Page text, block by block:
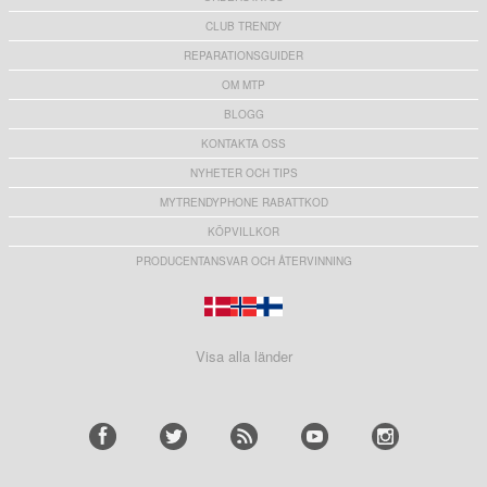
CLUB TRENDY
REPARATIONSGUIDER
OM MTP
BLOGG
KONTAKTA OSS
NYHETER OCH TIPS
MYTRENDYPHONE RABATTKOD
KÖPVILLKOR
PRODUCENTANSVAR OCH ÅTERVINNING
Visa alla länder